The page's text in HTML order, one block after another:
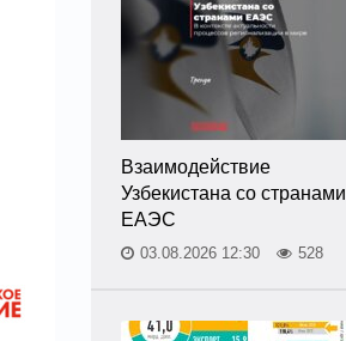
Взаимодействие
Узбекистана со странами
ЕАЭС
03.08.2026 12:30 528